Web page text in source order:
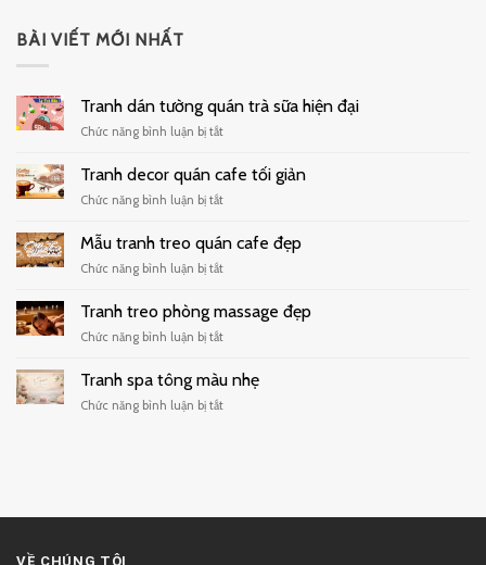
BÀI VIẾT MỚI NHẤT
Tranh dán tường quán trà sữa hiện đại
Chức năng bình luận bị tắtở
dán
quán
sữa
Tranh decor quán cafe tối giản
Chức năng bình luận bị tắtở
decor
cafe
giản
Mẫu tranh treo quán cafe đẹp
Chức năng bình luận bị tắtở
quán
đẹp
Tranh treo phòng massage đẹp
Chức năng bình luận bị tắtở
treo
phòng
massage
Tranh spa tông màu nhẹ
Chức năng bình luận bị tắtở
VỀ CHÚNG TÔI